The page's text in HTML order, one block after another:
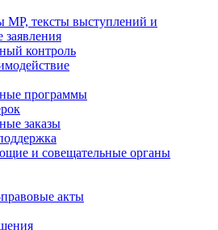
МР, тексты выступлений и
контроль
программы
заказы
и совещательные органы
акты